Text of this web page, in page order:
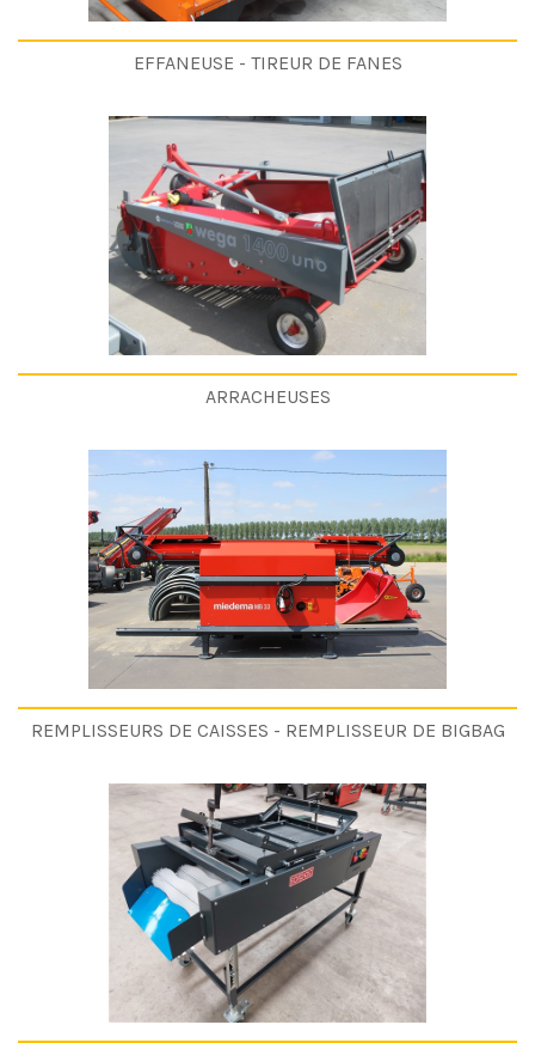
EFFANEUSE - TIREUR DE FANES
ARRACHEUSES
REMPLISSEURS DE CAISSES - REMPLISSEUR DE BIGBAG